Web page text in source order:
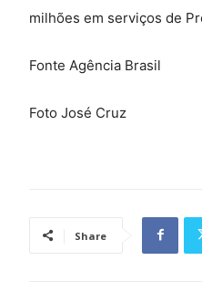
milhões em serviços de
Fonte Agência Brasil
Foto José Cruz
Share